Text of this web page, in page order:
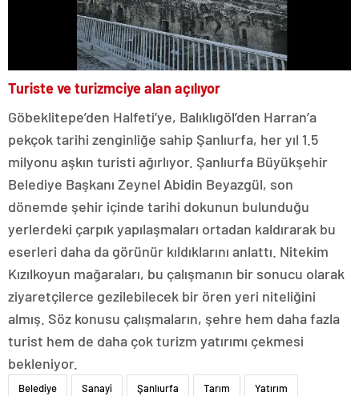
Turiste ve turizmciye alan açılıyor
Göbeklitepe’den Halfeti’ye, Balıklıgöl’den Harran’a
pekçok tarihi zenginliğe sahip Şanlıurfa, her yıl 1.5
milyonu aşkın turisti ağırlıyor. Şanlıurfa Büyükşehir
Belediye Başkanı Zeynel Abidin Beyazgül, son
dönemde şehir içinde tarihi dokunun bulunduğu
yerlerdeki çarpık yapılaşmaları ortadan kaldırarak bu
eserleri daha da görünür kıldıklarını anlattı. Nitekim
Kızılkoyun mağaraları, bu çalışmanın bir sonucu olarak
ziyaretçilerce gezilebilecek bir ören yeri niteliğini
almış. Söz konusu çalışmaların, şehre hem daha fazla
turist hem de daha çok turizm yatırımı çekmesi
bekleniyor.
Belediye Sanayi Şanlıurfa Tarım Yatırım